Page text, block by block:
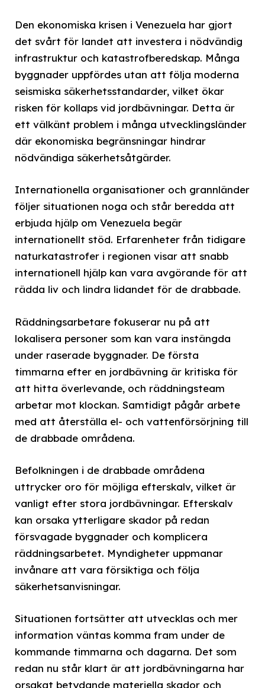
Den ekonomiska krisen i Venezuela har gjort
det svårt för landet att investera i nödvändig
infrastruktur och katastrofberedskap. Många
byggnader uppfördes utan att följa moderna
seismiska säkerhetsstandarder, vilket ökar
risken för kollaps vid jordbävningar. Detta är
ett välkänt problem i många utvecklingsländer
där ekonomiska begränsningar hindrar
nödvändiga säkerhetsåtgärder.
Internationella organisationer och grannländer
följer situationen noga och står beredda att
erbjuda hjälp om Venezuela begär
internationellt stöd. Erfarenheter från tidigare
naturkatastrofer i regionen visar att snabb
internationell hjälp kan vara avgörande för att
rädda liv och lindra lidandet för de drabbade.
Räddningsarbetare fokuserar nu på att
lokalisera personer som kan vara instängda
under raserade byggnader. De första
timmarna efter en jordbävning är kritiska för
att hitta överlevande, och räddningsteam
arbetar mot klockan. Samtidigt pågår arbete
med att återställa el- och vattenförsörjning till
de drabbade områdena.
Befolkningen i de drabbade områdena
uttrycker oro för möjliga efterskalv, vilket är
vanligt efter stora jordbävningar. Efterskalv
kan orsaka ytterligare skador på redan
försvagade byggnader och komplicera
räddningsarbetet. Myndigheter uppmanar
invånare att vara försiktiga och följa
säkerhetsanvisningar.
Situationen fortsätter att utvecklas och mer
information väntas komma fram under de
kommande timmarna och dagarna. Det som
redan nu står klart är att jordbävningarna har
orsakat betydande materiella skador och